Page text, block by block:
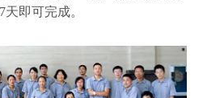
即可完成。